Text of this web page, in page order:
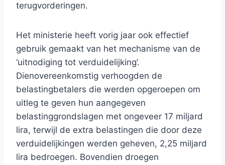
terugvorderingen.
Het ministerie heeft vorig jaar ook effectief
gebruik gemaakt van het mechanisme van de
‘uitnodiging tot verduidelijking’.
Dienovereenkomstig verhoogden de
belastingbetalers die werden opgeroepen om
uitleg te geven hun aangegeven
belastinggrondslagen met ongeveer 17 miljard
lira, terwijl de extra belastingen die door deze
verduidelijkingen werden geheven, 2,25 miljard
lira bedroegen. Bovendien droegen